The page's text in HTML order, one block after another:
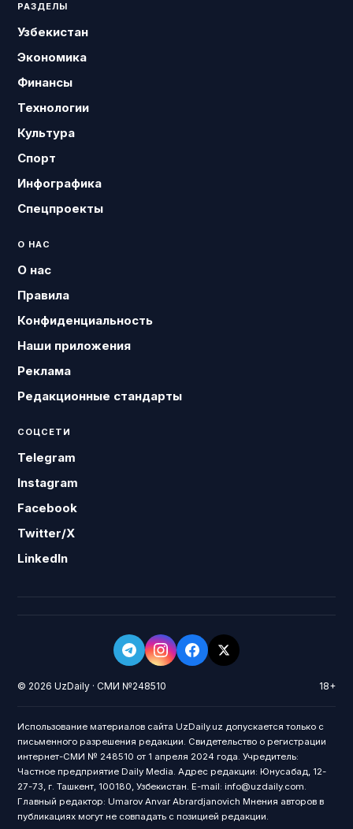
РАЗДЕЛЫ
Узбекистан
Экономика
Финансы
Технологии
Культура
Спорт
Инфографика
Спецпроекты
О НАС
О нас
Правила
Конфиденциальность
Наши приложения
Реклама
Редакционные стандарты
СОЦСЕТИ
Telegram
Instagram
Facebook
Twitter/X
LinkedIn
© 2026 UzDaily · СМИ №248510 18+
Использование материалов сайта UzDaily.uz допускается только с
письменного разрешения редакции. Свидетельство о регистрации
интернет-СМИ № 248510 от 1 апреля 2024 года. Учредитель:
Частное предприятие Daily Media. Адрес редакции: Юнусабад, 12-
27-73, г. Ташкент, 100180, Узбекистан. E-mail: info@uzdaily.com.
Главный редактор: Umarov Anvar Abrardjanovich Мнения авторов в
публикациях могут не совпадать с позицией редакции.